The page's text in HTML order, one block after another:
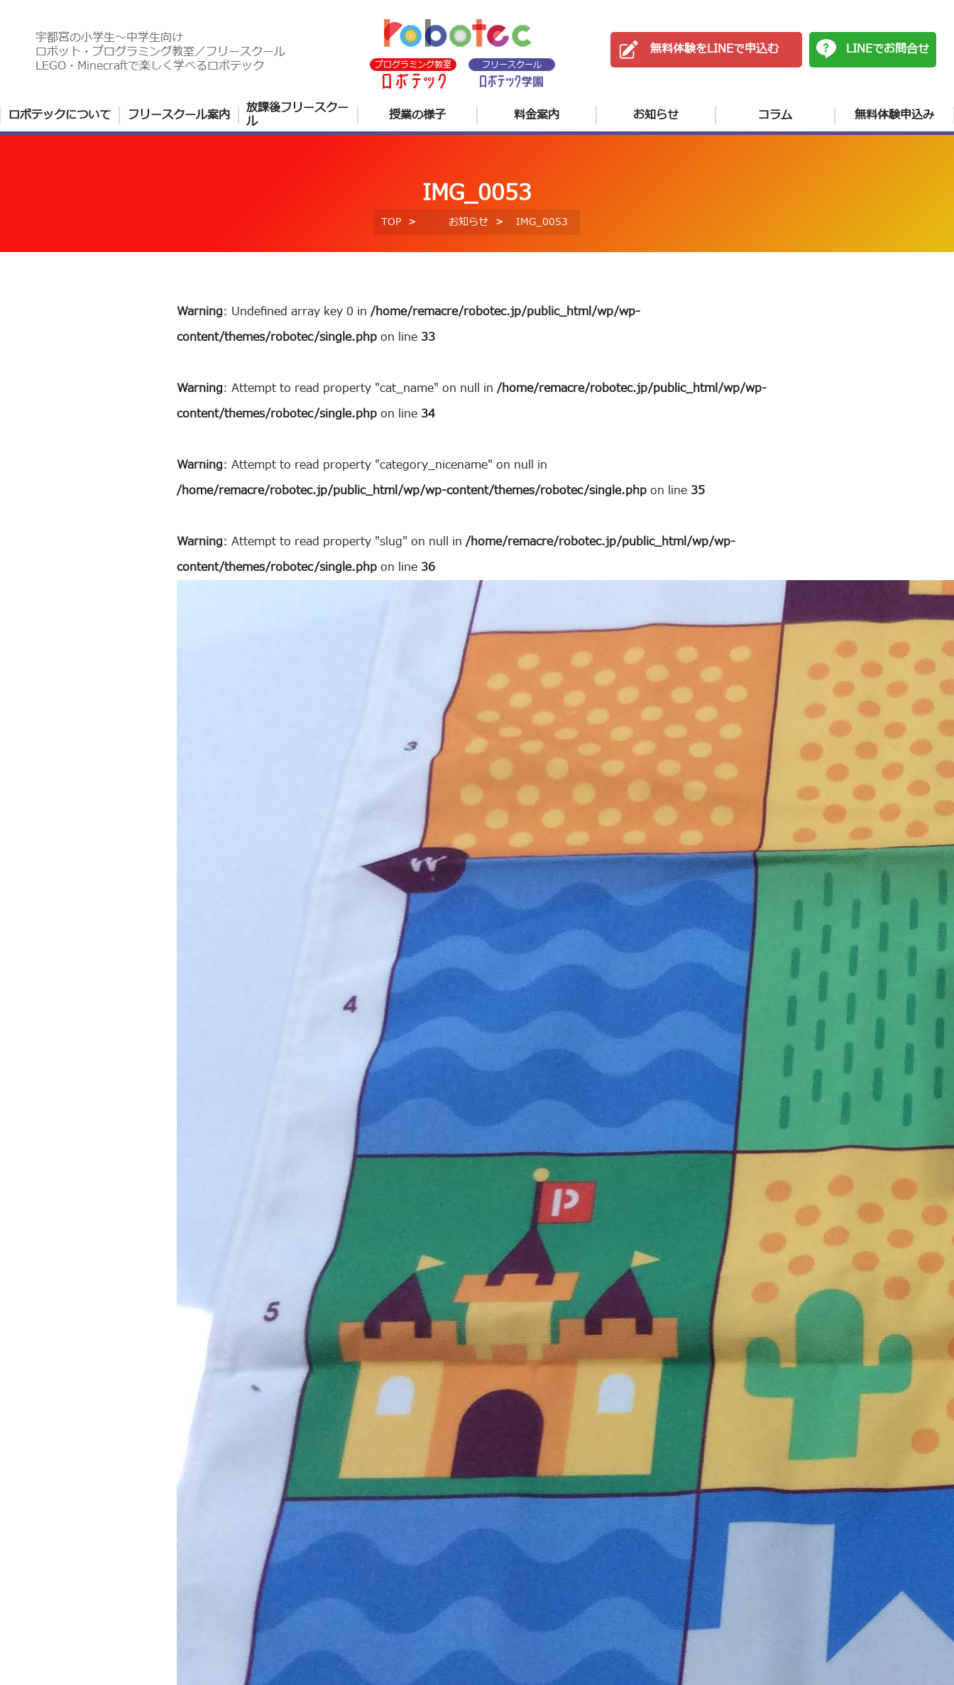
宇都宮の小学生〜中学生向け
ロボット・プログラミング教室／フリースクール
LEGO・Minecraftで楽しく学べるロボテック
プログラミング教室 フリースクール
無料体験をLINEで申込む LINEでお問合せ
ロボテックについて フリースクール案内 放課後フリースクー
ル 授業の様子 料金案内 お知らせ コラム 無料体験申込み
IMG_0053
TOP お知らせ IMG_0053
Warning: Undefined array key 0 in/home/remacre/robotec.jp/public_html/wp/wp-
content/themes/robotec/single.php on line 33
Warning: Attempt to read property "cat_name" on null in/home/remacre/robotec.jp/public_html/wp/wp-
content/themes/robotec/single.php on line 34
Warning: Attempt to read property "category_nicename" on null in
/home/remacre/robotec.jp/public_html/wp/wp-content/themes/robotec/single.php on line 35
Warning: Attempt to read property "slug" on null in/home/remacre/robotec.jp/public_html/wp/wp-
content/themes/robotec/single.php on line 36